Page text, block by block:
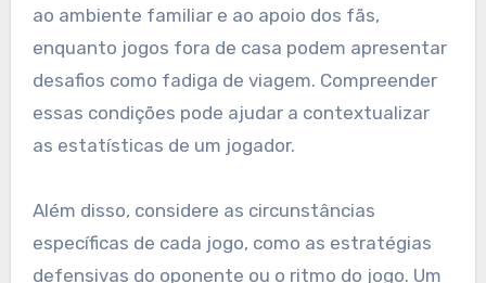
ao ambiente familiar e ao apoio dos fãs,
enquanto jogos fora de casa podem apresentar
desafios como fadiga de viagem. Compreender
essas condições pode ajudar a contextualizar
as estatísticas de um jogador.
Além disso, considere as circunstâncias
específicas de cada jogo, como as estratégias
defensivas do oponente ou o ritmo do jogo. Um